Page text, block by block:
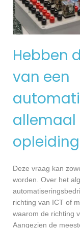
Hebben
van een
allemaal
Deze vraag kan
worden. Over het
richting van ICT of
waarom de richting
Aangezien de